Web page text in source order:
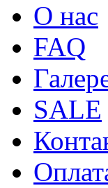
О нас
FAQ
SALE